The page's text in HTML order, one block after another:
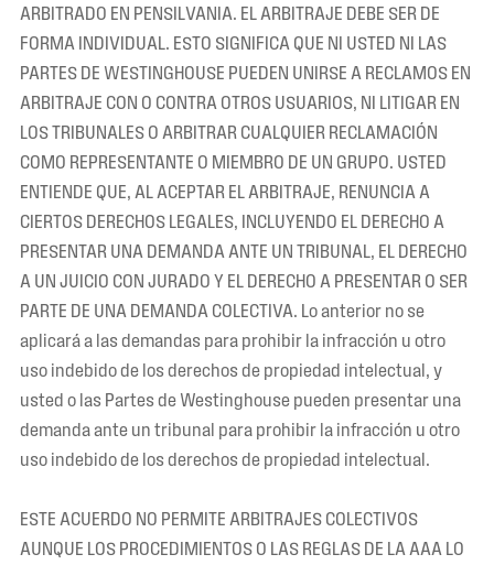
ARBITRADO EN PENSILVANIA. EL ARBITRAJE DEBE SER DE
FORMA INDIVIDUAL. ESTO SIGNIFICA QUE NI USTED NI LAS
PARTES DE WESTINGHOUSE PUEDEN UNIRSE A RECLAMOS EN
ARBITRAJE CON O CONTRA OTROS USUARIOS, NI LITIGAR EN
LOS TRIBUNALES O ARBITRAR CUALQUIER RECLAMACIÓN
COMO REPRESENTANTE O MIEMBRO DE UN GRUPO. USTED
ENTIENDE QUE, AL ACEPTAR EL ARBITRAJE, RENUNCIA A
CIERTOS DERECHOS LEGALES, INCLUYENDO EL DERECHO A
PRESENTAR UNA DEMANDA ANTE UN TRIBUNAL, EL DERECHO
A UN JUICIO CON JURADO Y EL DERECHO A PRESENTAR O SER
PARTE DE UNA DEMANDA COLECTIVA. Lo anterior no se
aplicará a las demandas para prohibir la infracción u otro
uso indebido de los derechos de propiedad intelectual, y
usted o las Partes de Westinghouse pueden presentar una
demanda ante un tribunal para prohibir la infracción u otro
uso indebido de los derechos de propiedad intelectual.
ESTE ACUERDO NO PERMITE ARBITRAJES COLECTIVOS
AUNQUE LOS PROCEDIMIENTOS O LAS REGLAS DE LA AAA LO